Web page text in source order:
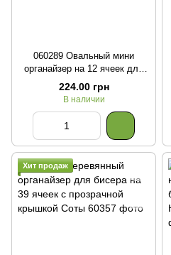
060289 Овальный мини
органайзер на 12 ячеек для
бисера Коробушка
224.00 грн
В наличии
Хит продаж